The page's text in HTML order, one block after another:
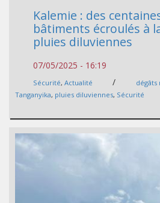
Kalemie : des
bâtiments écroulés à
pluies diluviennes
07/05/2025 - 16:19
Sécurité, Actualité / dégâts
Tanganyika, pluies diluviennes, Sécurité